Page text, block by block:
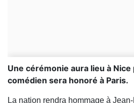
Une cérémonie aura lieu à
comédien sera honoré à Paris.
La nation rendra hommage à